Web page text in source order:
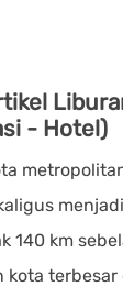
- Hotel)
140 km
kota